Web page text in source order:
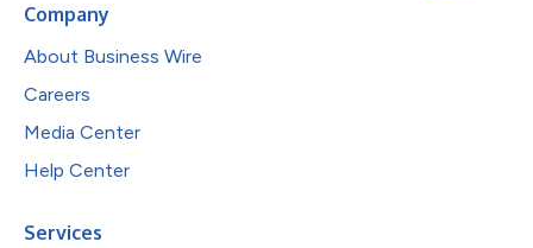
Company
About Business Wire
Careers
Media Center
Help Center
Services